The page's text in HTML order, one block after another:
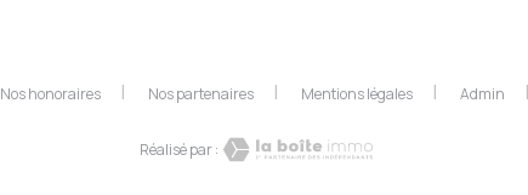
Nos honoraires Nos partenaires Mentions légales Admin
Réalisé par :